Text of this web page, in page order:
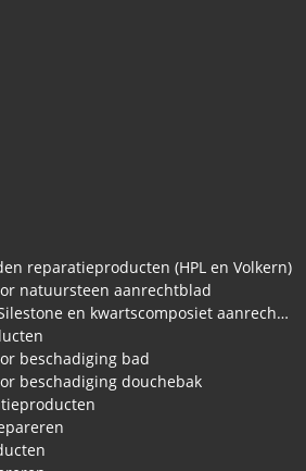
reparatieproducten (HPL en Volkern)
natuursteen aanrechtblad
Reparatie van Dekton, Silestone en kwartscomposiet aanrechtbladen
beschadiging bad
beschadiging douchebak